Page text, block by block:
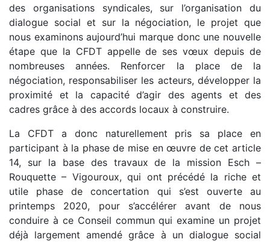
des organisations syndicales, sur l’organisation du
dialogue social et sur la négociation, le projet que
nous examinons aujourd’hui marque donc une nouvelle
étape que la CFDT appelle de ses vœux depuis de
nombreuses années. Renforcer la place de la
négociation, responsabiliser les acteurs, développer la
proximité et la capacité d’agir des agents et des
cadres grâce à des accords locaux à construire.
La CFDT a donc naturellement pris sa place en
participant à la phase de mise en œuvre de cet article
14, sur la base des travaux de la mission Esch –
Rouquette – Vigouroux, qui ont précédé la riche et
utile phase de concertation qui s’est ouverte au
printemps 2020, pour s’accélérer avant de nous
conduire à ce Conseil commun qui examine un projet
déjà largement amendé grâce à un dialogue social